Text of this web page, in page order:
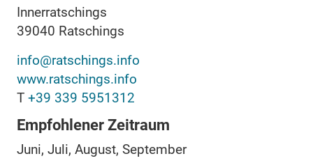
Innerratschings
39040 Ratschings
info@ratschings.info
www.ratschings.info
T +39 339 5951312
Empfohlener Zeitraum
Juni, Juli, August, September